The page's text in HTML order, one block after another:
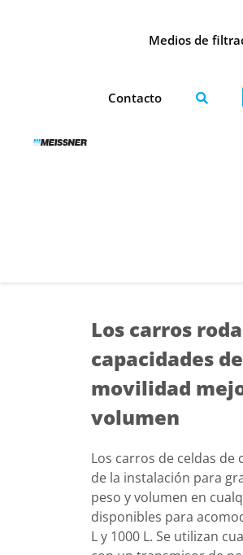
Medios de
Contacto
Los carros
capacidades
movilidad
volumen
Los carros de celdas de
de la instalación para
peso y volumen en
disponibles para
L y 1000 L. Se utilizan